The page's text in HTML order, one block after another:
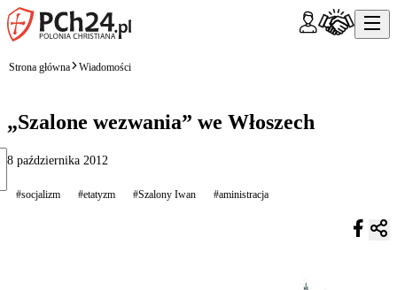
Strona główna Wiadomości
„Szalone wezwania” we Włoszech
8 października 2012
#socjalizm #etatyzm #Szalony Iwan #aministracja